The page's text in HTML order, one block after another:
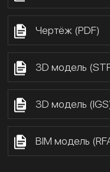
Чертёж (PDF)
3D модель
3D модель
BIM модель